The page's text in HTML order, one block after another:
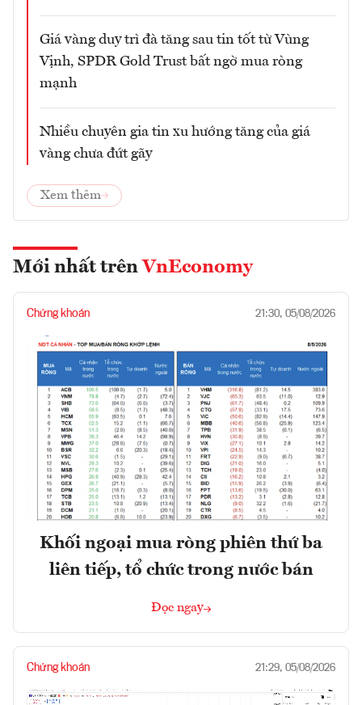
Giá vàng duy trì đà tăng sau tin tốt từ Vùng
Vịnh, SPDR Gold Trust bất ngờ mua ròng
mạnh
Nhiều chuyên gia tin xu hướng tăng của giá
vàng chưa đứt gãy
Xem thêm
Mới nhất trên VnEconomy
Chứng khoán 21:30, 05/08/2026
Khối ngoại mua ròng phiên thứ ba
liên tiếp, tổ chức trong nước bán
Đọc ngay
Chứng khoán 21:29, 05/08/2026